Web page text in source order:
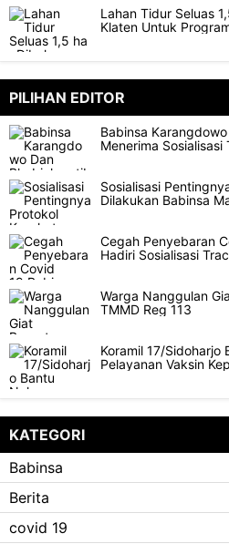
Lahan Tidur Seluas
Klaten Untuk
PILIHAN EDITOR
Babinsa
Menerima
Sosialisasi
Dilakukan Babinsa
Cegah Penyebaran
Hadiri Sosialisasi
Warga Nanggulan
TMMD Reg 113
Koramil 17/Sidoharjo
Pelayanan Vaksin
KATEGORI
Babinsa
Berita
covid 19